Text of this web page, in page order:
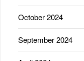
October 2024
September 2024